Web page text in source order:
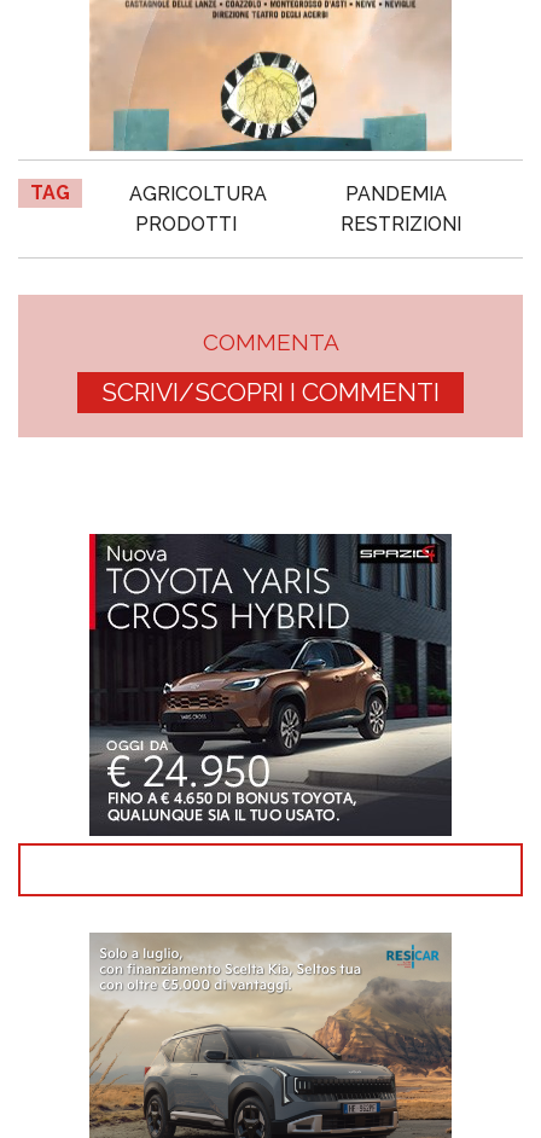
TAG AGRICOLTURA
PANDEMIA
PRODOTTI
RESTRIZIONI
COMMENTA
SCRIVI/SCOPRI I COMMENTI